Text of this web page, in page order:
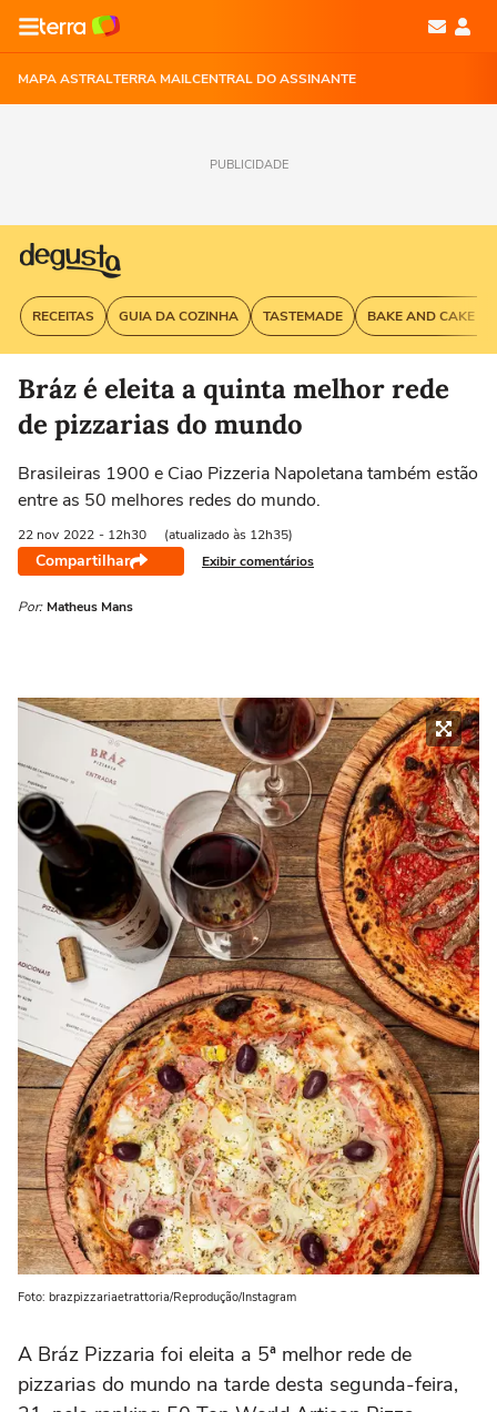
MAPA ASTRALTERRA MAILCENTRAL DO ASSINANTE
PUBLICIDADE
RECEITAS GUIA DA COZINHA TASTEMADE BAKE AND CAKE
Bráz é eleita a quinta melhor rede
de pizzarias do mundo
Brasileiras 1900 e Ciao Pizzeria Napoletana também estão
entre as 50 melhores redes do mundo.
22 nov 2022 - 12h30 (atualizado às 12h35)
Compartilhar Exibir comentários
Por: Matheus Mans
Foto: brazpizzariaetrattoria/Reprodução/Instagram
A Bráz Pizzaria foi eleita a 5ª melhor rede de
pizzarias do mundo na tarde desta segunda-feira,